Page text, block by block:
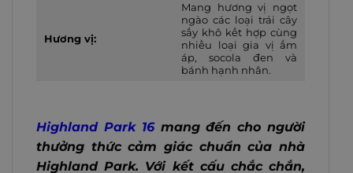
Hương vị:
Mang hương vị ngọt
ngào các loại trái cây
sấy khô kết hợp cùng
nhiều loại gia vị ấm
áp, socola đen và
bánh hạnh nhân.
Highland Park 16mang đến cho người
thưởng thức cảm giác chuẩn của nhà
Highland Park. Với kết cấu chắc chắn,